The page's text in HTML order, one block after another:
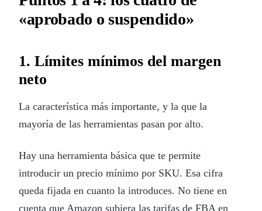
«aprobado o suspendido»
1. Límites mínimos del margen
neto
La característica más importante, y la que la
mayoría de las herramientas pasan por alto.
Hay una herramienta básica que te permite
introducir un precio mínimo por SKU. Esa cifra
queda fijada en cuanto la introduces. No tiene en
cuenta que Amazon subiera las tarifas de FBA en